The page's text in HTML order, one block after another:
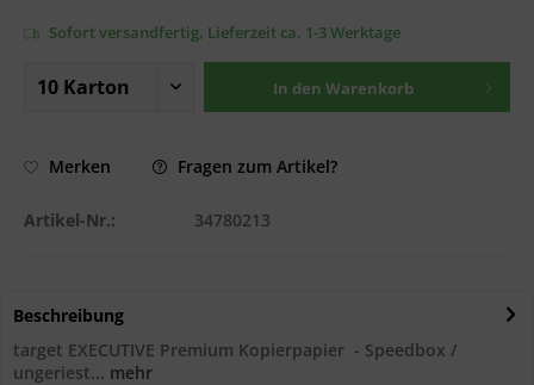
Sofort versandfertig, Lieferzeit ca. 1-3 Werktage
In den Warenkorb
Merken Fragen zum Artikel?
Artikel-Nr.: 34780213
Beschreibung
target EXECUTIVE Premium Kopierpapier - Speedbox /
ungeriest... mehr